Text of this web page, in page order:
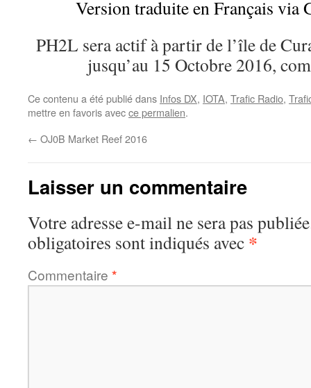
Version traduite en Français via
PH2L sera actif à partir de l’île de
jusqu’au 15 Octobre 2016,
Ce contenu a été publié dans Infos DX, IOTA, Trafic Radio,
mettre en favoris avecce permalien.
← OJ0B Market Reef 2016
Laisser un commentaire
Votre adresse e-mail ne sera pas
obligatoires sont indiqués avec *
Commentaire *